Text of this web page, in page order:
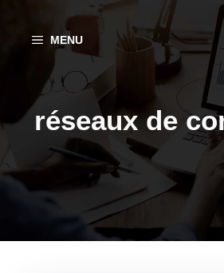
contenu
MENU
réseaux de